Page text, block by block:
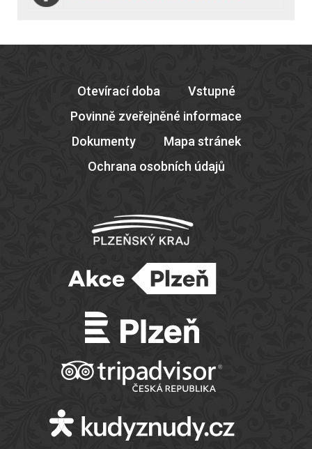
Otevírací doba
Vstupné
Povinně zveřejněné informace
Dokumenty
Mapa stránek
Ochrana osobních údajů